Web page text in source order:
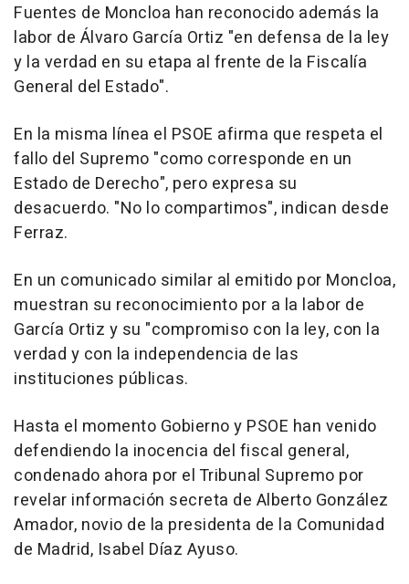
Fuentes de Moncloa han reconocido además la
labor de Álvaro García Ortiz "en defensa de la ley
y la verdad en su etapa al frente de la Fiscalía
General del Estado".
En la misma línea el PSOE afirma que respeta el
fallo del Supremo "como corresponde en un
Estado de Derecho", pero expresa su
desacuerdo. "No lo compartimos", indican desde
Ferraz.
En un comunicado similar al emitido por Moncloa,
muestran su reconocimiento por a la labor de
García Ortiz y su "compromiso con la ley, con la
verdad y con la independencia de las
instituciones públicas.
Hasta el momento Gobierno y PSOE han venido
defendiendo la inocencia del fiscal general,
condenado ahora por el Tribunal Supremo por
revelar información secreta de Alberto González
Amador, novio de la presidenta de la Comunidad
de Madrid, Isabel Díaz Ayuso.